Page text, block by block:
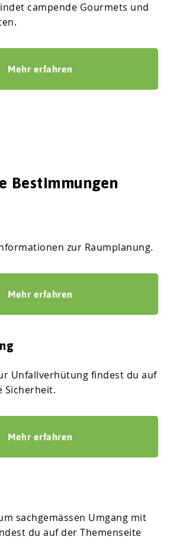
campende Gourmets und
Mehr erfahren
Bestimmungen
zur Raumplanung.
Mehr erfahren
Unfallverhütung findest du auf
Sicherheit.
Mehr erfahren
sachgemässen Umgang mit
du auf der Themenseite